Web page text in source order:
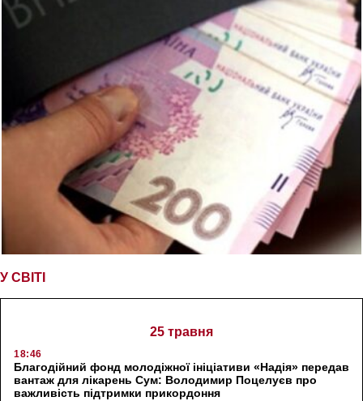
У СВІТІ
25 травня
18:46
Благодійний фонд молодіжної ініціативи «Надія» передав
вантаж для лікарень Сум: Володимир Поцелуєв про
важливість підтримки прикордоння